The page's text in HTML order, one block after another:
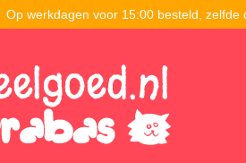
Op werkdagen voor 15:00 besteld,